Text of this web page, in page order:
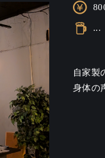
...
自家製
身体の